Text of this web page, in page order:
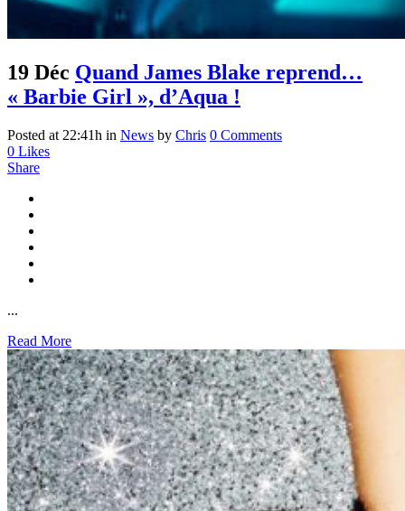
19 Déc Quand James Blake reprend…
« Barbie Girl », d’Aqua !
Posted at 22:41h in News by Chris 0 Comments
0 Likes
Share
...
Read More